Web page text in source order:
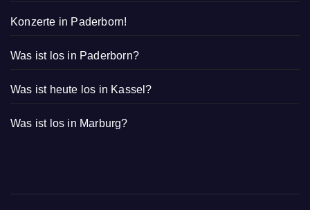
Konzerte in Paderborn!
Was ist los in Paderborn?
Was ist heute los in Kassel?
Was ist los in Marburg?